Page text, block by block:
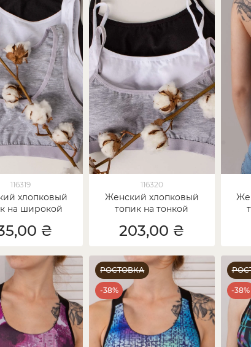
116319
хлопковый
на широкой
₴
116320
Женский хлопковый
топик на тонкой
203,00 ₴
РОСТОВКА
-38% -38%